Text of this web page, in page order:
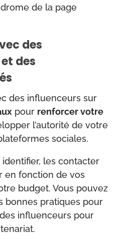
de la page
des
des
des influenceurs sur
pour renforcer votre
l’autorité de votre
sociales.
les contacter
en fonction de vos
budget. Vous pouvez
bonnes pratiques pour
influenceurs pour